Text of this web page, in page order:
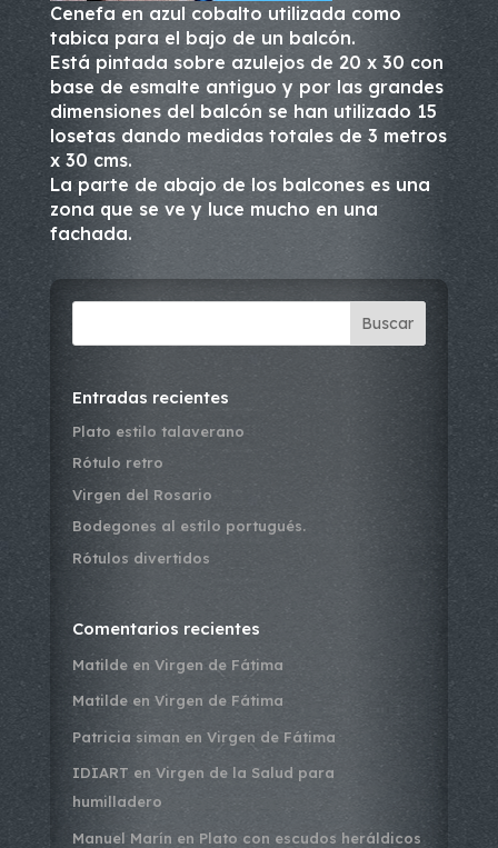
Cenefa en azul cobalto utilizada como
tabica para el bajo de un balcón.
Está pintada sobre azulejos de 20 x 30 con
base de esmalte antiguo y por las grandes
dimensiones del balcón se han utilizado 15
losetas dando medidas totales de 3 metros
x 30 cms.
La parte de abajo de los balcones es una
zona que se ve y luce mucho en una
fachada.
Buscar
Entradas recientes
Plato estilo talaverano
Rótulo retro
Virgen del Rosario
Bodegones al estilo portugués.
Rótulos divertidos
Comentarios recientes
Matildeen Virgen de Fátima
Matildeen Virgen de Fátima
Patricia siman en Virgen de Fátima
IDIART en Virgen de la Salud para
humilladero
Manuel Marín en Plato con escudos heráldicos